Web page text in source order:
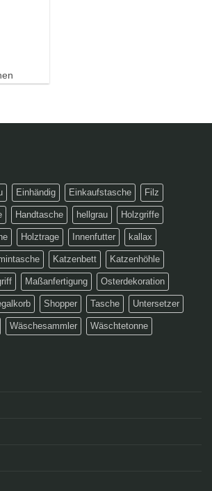
Einhändig Einkaufstasche Filz
Handtasche hellgrau Holzgriffe
Holztrage Innenfutter kallax
Katzenbett Katzenhöhle
Maßanfertigung Osterdekoration
Shopper Tasche Untersetzer
Wäschesammler Wäschtetonne